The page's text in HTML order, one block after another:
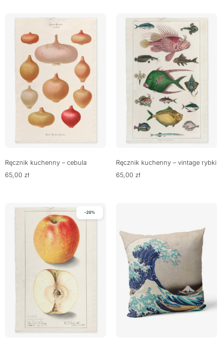
Ręcznik kuchenny – cebula
65,00 zł
Ręcznik kuchenny – vintage rybki
65,00 zł
-20%